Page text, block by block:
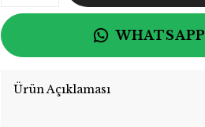
WHATSAPP
Ürün Açıklaması